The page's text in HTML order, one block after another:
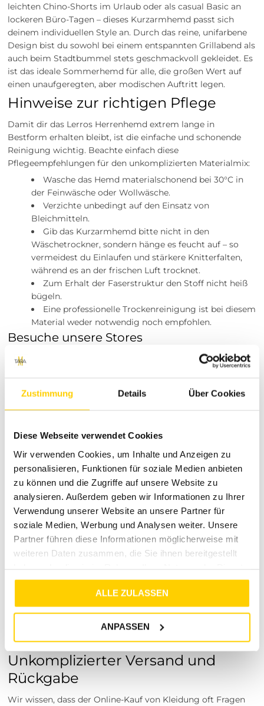
Zustimmung Details Über Cookies
Diese Webseite verwendet Cookies
Wir verwenden Cookies, um Inhalte und Anzeigen zu
personalisieren, Funktionen für soziale Medien anbieten
zu können und die Zugriffe auf unsere Website zu
analysieren. Außerdem geben wir Informationen zu Ihrer
Verwendung unserer Website an unsere Partner für
soziale Medien, Werbung und Analysen weiter. Unsere
Partner führen diese Informationen möglicherweise mit
weiteren Daten zusammen, die Sie ihnen bereitgestellt
gesammelt haben.
ALLE ZULASSEN
ANPASSEN
leichten Chino-Shorts im Urlaub oder als casual Basic an
lockeren Büro-Tagen – dieses Kurzarmhemd passt sich
deinem individuellen Style an. Durch das reine, unifarbene
Design bist du sowohl bei einem entspannten Grillabend als
auch beim Stadtbummel stets geschmackvoll gekleidet. Es
ist das ideale Sommerhemd für alle, die großen Wert auf
einen unaufgeregten, aber modischen Auftritt legen.
Hinweise zur richtigen Pflege
Damit dir das Lerros Herrenhemd extrem lange in
Bestform erhalten bleibt, ist die einfache und schonende
Reinigung wichtig. Beachte einfach diese
Pflegeempfehlungen für den unkomplizierten Materialmix:
Wasche das Hemd materialschonend bei 30°C in
der Feinwäsche oder Wollwäsche.
Verzichte unbedingt auf den Einsatz von
Bleichmitteln.
Gib das Kurzarmhemd bitte nicht in den
Wäschetrockner, sondern hänge es feucht auf – so
vermeidest du Einlaufen und stärkere Knitterfalten,
während es an der frischen Luft trocknet.
Zum Erhalt der Faserstruktur den Stoff nicht heiß
bügeln.
Eine professionelle Trockenreinigung ist bei diesem
Material weder notwendig noch empfohlen.
Besuche unsere Stores
Du möchtest vor dem Kauf deine Lieblingsartikel
anprobieren? Besuche einen unserer Tara-M Stores in
Datteln, Lüdinghausen, Marl oder Herten. Unsere
Modeexperten vor Ort beraten dich gerne!
Über Tara-M: Deine Destination für
erstklassige Mode
Hinter Tara-M steht weit mehr als nur ein Name – es ist
unsere große Leidenschaft für hochwertige Fashion und ein
rundum herausragendes Einkaufserlebnis für dich. Wir bei
Tara-M haben es uns zur Aufgabe gemacht, dir topaktuelle
Modetrends sowie unverzichtbare, zeitlose Klassiker der
besten Top-Marken näherzubringen. Unser Anspruch ist
ganz einfach: Wir möchten, dass du dich in deiner neuen
Kleidung absolut wohlfühlst und jeden Tag selbstbewusst
Kundenservice auf Augenhöhe, ehrliche Beratung und deine
vollste Zufriedenheit sind der Antrieb für unser gesamtes
Sorgenfrei shoppen:
Unkomplizierter Versand und
Rückgabe
Wir wissen, dass der Online-Kauf von Kleidung oft Fragen